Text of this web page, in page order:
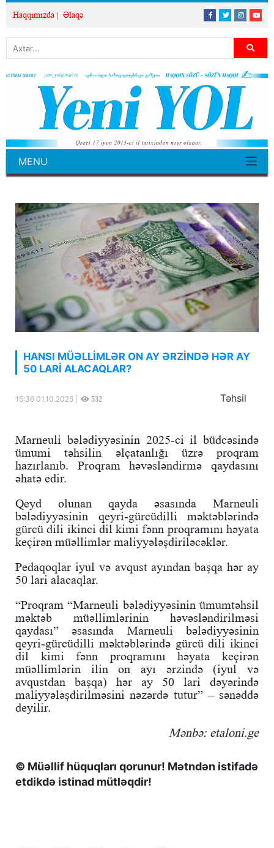
Haqqımızda Əlaqə
MENU
HANSI MÜƏLLİMLƏR ON AY ƏRZİNDƏ HƏR AY
50 LARİ ALACAQLAR?
15:36 01.10.2025 | 532 Təhsil
Marneuli bələdiyyəsinin 2025-ci il büdcəsində
ümumi təhsilin əlçatanlığı üzrə proqram
hazırlanıb. Proqram həvəsləndirmə qaydasını
əhatə edir.
Qeyd olunan qayda əsasında Marneuli
bələdiyyəsinin qeyri-gürcüdilli məktəblərində
gürcü dili ikinci dil kimi fənn proqramını həyata
keçirən müəllimlər maliyyələşdiriləcəklər.
Pedaqoqlar iyul və avqust ayından başqa hər ay
50 lari alacaqlar.
“Proqram “Marneuli bələdiyyəsinin ümumtəhsil
məktəb müəllimlərinin həvəsləndirilməsi
qaydası” əsasında Marneuli bələdiyyəsinin
qeyri-gürcüdilli məktəblərində gürcü dili ikinci
dil kimi fənn proqramını həyata keçirən
müəllimlərin ilin on ayı ərzində (iyul və
avqustdan başqa) hər ay 50 lari dəyərində
maliyyələşdirilməsini nəzərdə tutur” – sənəddə
deyilir.
Mənbə: etaloni.ge
© Müəllif hüquqları qorunur! Mətndən istifadə
etdikdə istinad mütləqdir!